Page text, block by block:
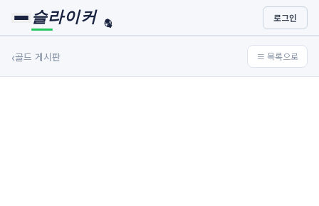
슬라이커 🏀
⚾ 로그인
‹골드 게시판 ≡ 목록으로